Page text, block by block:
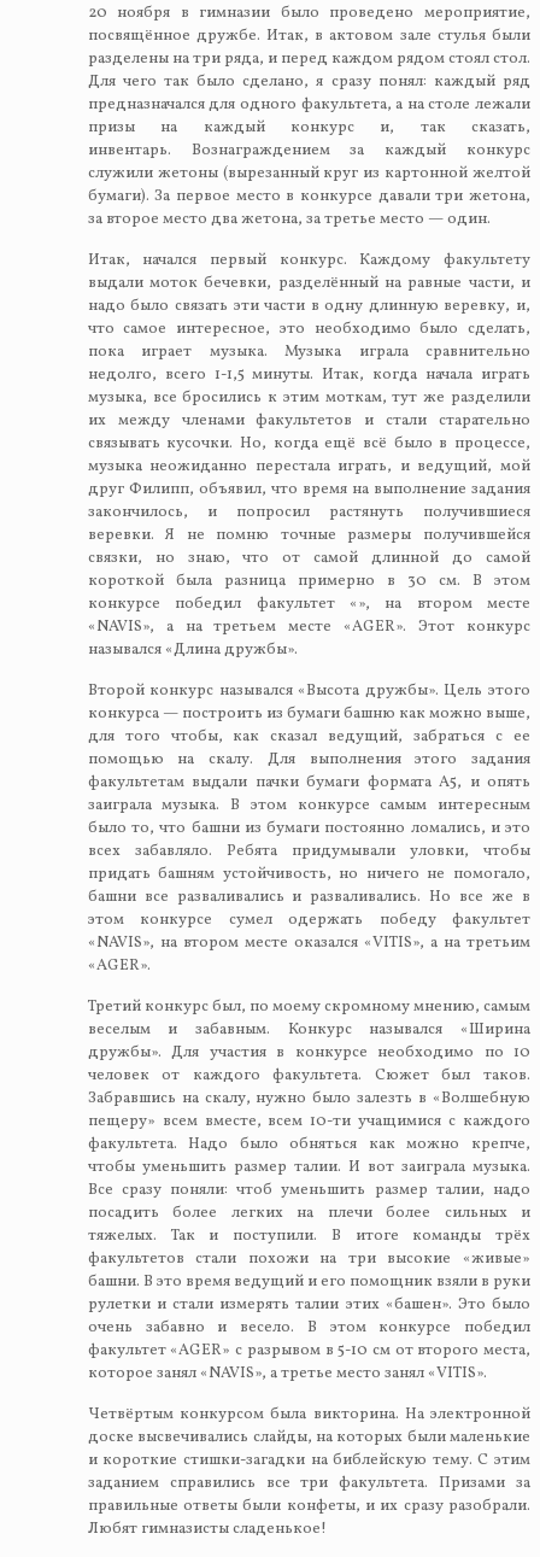
20 ноября в гимназии было проведено мероприятие,
посвящённое дружбе. Итак, в актовом зале стулья были
разделены на три ряда, и перед каждом рядом стоял стол.
Для чего так было сделано, я сразу понял: каждый ряд
предназначался для одного факультета, а на столе лежали
призы на каждый конкурс и, так сказать,
инвентарь. Вознаграждением за каждый конкурс
служили жетоны (вырезанный круг из картонной желтой
бумаги). За первое место в конкурсе давали три жетона,
за второе место два жетона, за третье место — один.
Итак, начался первый конкурс. Каждому факультету
выдали моток бечевки, разделённый на равные части, и
надо было связать эти части в одну длинную веревку, и,
что самое интересное, это необходимо было сделать,
пока играет музыка. Музыка играла сравнительно
недолго, всего 1-1,5 минуты. Итак, когда начала играть
музыка, все бросились к этим моткам, тут же разделили
их между членами факультетов и стали старательно
связывать кусочки. Но, когда ещё всё было в процессе,
музыка неожиданно перестала играть, и ведущий, мой
друг Филипп, объявил, что время на выполнение задания
закончилось, и попросил растянуть получившиеся
веревки. Я не помню точные размеры получившейся
связки, но знаю, что от самой длинной до самой
короткой была разница примерно в 30 см. В этом
конкурсе победил факультет «», на втором месте
«NAVIS», а на третьем месте «AGER». Этот конкурс
назывался «Длина дружбы».
Второй конкурс назывался «Высота дружбы». Цель этого
конкурса — построить из бумаги башню как можно выше,
для того чтобы, как сказал ведущий, забраться с ее
помощью на скалу. Для выполнения этого задания
факультетам выдали пачки бумаги формата А5, и опять
заиграла музыка. В этом конкурсе самым интересным
было то, что башни из бумаги постоянно ломались, и это
всех забавляло. Ребята придумывали уловки, чтобы
придать башням устойчивость, но ничего не помогало,
башни все разваливались и разваливались. Но все же в
этом конкурсе сумел одержать победу факультет
«NAVIS», на втором месте оказался «VITIS», а на третьим
«AGER».
Третий конкурс был, по моему скромному мнению, самым
веселым и забавным. Конкурс назывался «Ширина
дружбы». Для участия в конкурсе необходимо по 10
человек от каждого факультета. Сюжет был таков.
Забравшись на скалу, нужно было залезть в «Волшебную
пещеру» всем вместе, всем 10-ти учащимися с каждого
факультета. Надо было обняться как можно крепче,
чтобы уменьшить размер талии. И вот заиграла музыка.
Все сразу поняли: чтоб уменьшить размер талии, надо
посадить более легких на плечи более сильных и
тяжелых. Так и поступили. В итоге команды трёх
факультетов стали похожи на три высокие «живые»
башни. В это время ведущий и его помощник взяли в руки
рулетки и стали измерять талии этих «башен». Это было
очень забавно и весело. В этом конкурсе победил
факультет «AGER» с разрывом в 5-10 см от второго места,
которое занял «NAVIS», а третье место занял «VITIS».
Четвёртым конкурсом была викторина. На электронной
доске высвечивались слайды, на которых были маленькие
и короткие стишки-загадки на библейскую тему. С этим
заданием справились все три факультета. Призами за
правильные ответы были конфеты, и их сразу разобрали.
Любят гимназисты сладенькое!